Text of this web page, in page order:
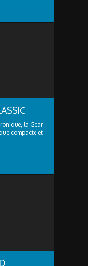
la Gear
compacte et